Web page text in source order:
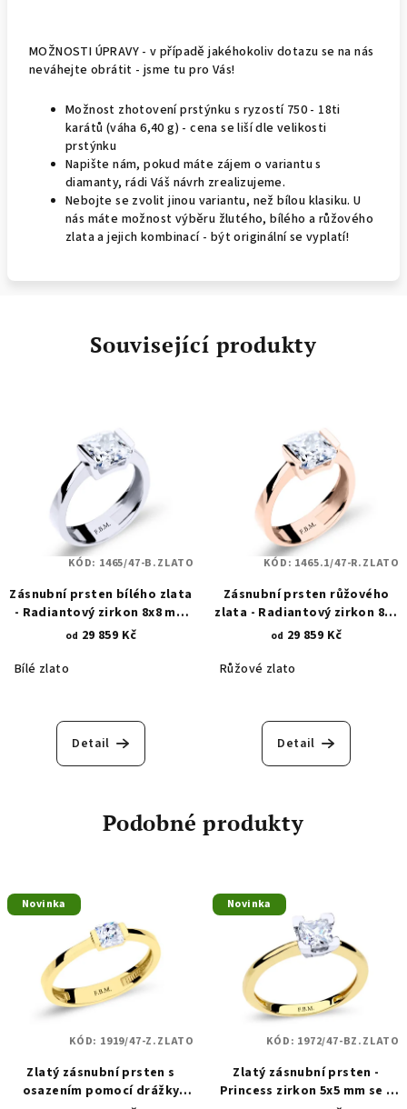
MOŽNOSTI ÚPRAVY - v případě jakéhokoliv dotazu se na nás
neváhejte obrátit - jsme tu pro Vás!
Možnost zhotovení prstýnku s ryzostí 750 - 18ti
karátů (váha 6,40 g) - cena se liší dle velikosti
prstýnku
Napište nám, pokud máte zájem o variantu s
diamanty, rádi Váš návrh zrealizujeme.
Nebojte se zvolit jinou variantu, než bílou klasiku. U
nás máte možnost výběru žlutého, bílého a růžového
zlata a jejich kombinací - být originální se vyplatí!
Související produkty
Zásnubní prsten bílého zlata
- Radiantový zirkon 8x8 mm
1465
od 29 859 Kč
Bílé zlato
Detail
KÓD: 1465/47-B.ZLATO
Zásnubní prsten růžového
zlata - Radiantový zirkon 8x8
mm 1465.1
od 29 859 Kč
Růžové zlato
Detail
KÓD: 1465.1/47-R.ZLATO
Podobné produkty
Novinka
Zlatý zásnubní prsten s
osazením pomocí drážky
KÓD: 1919/47-Z.ZLATO
Novinka
Zlatý zásnubní prsten -
Princess zirkon 5x5 mm se 4
KÓD: 1972/47-BZ.ZLATO